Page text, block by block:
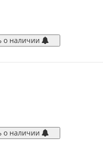
о наличии
о наличии